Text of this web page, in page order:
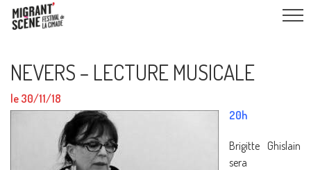
NEVERS – LECTURE MUSICALE
le 30/11/18
20h
Brigitte Ghislain
sera